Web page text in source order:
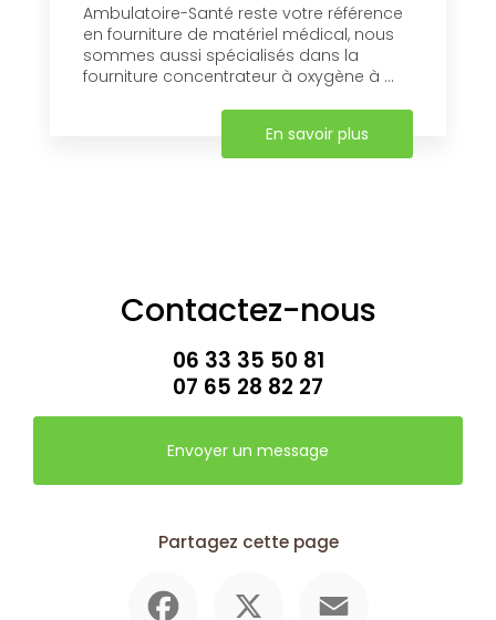
Ambulatoire-Santé reste votre référence
en fourniture de matériel médical, nous
sommes aussi spécialisés dans la
fourniture concentrateur à oxygène à ...
En savoir plus
Contactez-nous
06 33 35 50 81
07 65 28 82 27
Envoyer un message
Partagez cette page